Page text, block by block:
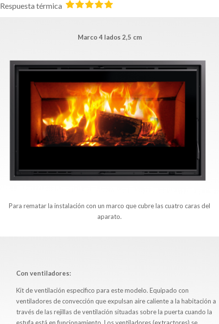
Respuesta térmica
Marco 4 lados 2,5 cm
Para rematar la instalación con un marco que cubre las cuatro caras del
aparato.
Con ventiladores:
Kit de ventilación especifico para este modelo. Equipado con
ventiladores de convección que expulsan aire caliente a la habitación a
través de las rejillas de ventilación situadas sobre la puerta cuando la